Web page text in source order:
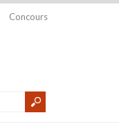
Concours